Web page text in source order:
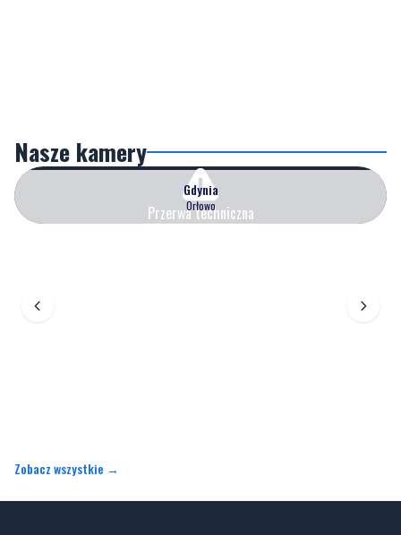
Nasze kamery
Przerwa techniczna
Gdynia
Orłowo
Zobacz wszystkie →